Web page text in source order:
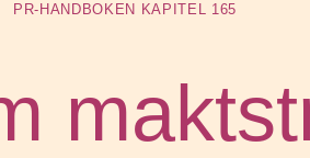
PR-HANDBOKEN KAPITEL 165